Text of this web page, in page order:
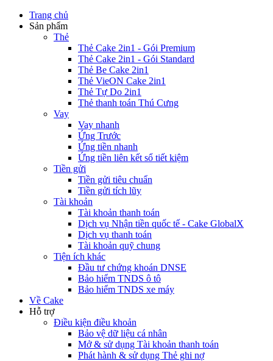
Trang chủ
Sản phẩm
Thẻ
Thẻ Cake 2in1 - Gói Premium
Thẻ Cake 2in1 - Gói Standard
Thẻ Be Cake 2in1
Thẻ VieON Cake 2in1
Thẻ Tự Do 2in1
Thẻ thanh toán Thú Cưng
Vay
Vay nhanh
Ứng Trước
Ứng tiền nhanh
Ứng tiền liên kết sổ tiết kiệm
Tiền gửi
Tiền gửi tiêu chuẩn
Tiền gửi tích lũy
Tài khoản
Tài khoản thanh toán
Dịch vụ Nhận tiền quốc tế - Cake GlobalX
Dịch vụ thanh toán
Tài khoản quỹ chung
Tiện ích khác
Đầu tư chứng khoán DNSE
Bảo hiểm TNDS ô tô
Bảo hiểm TNDS xe máy
Về Cake
Hỗ trợ
Điều kiện điều khoản
Bảo vệ dữ liệu cá nhân
Mở & sử dụng Tài khoản thanh toán
Phát hành & sử dụng Thẻ ghi nợ